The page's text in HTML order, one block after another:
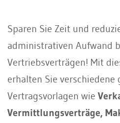
Sparen Sie Zeit und
administrativen Aufwand
Vertriebsverträgen! Mit
erhalten Sie verschiedene
Vertragsvorlagen wie
Vermittlungsverträge,